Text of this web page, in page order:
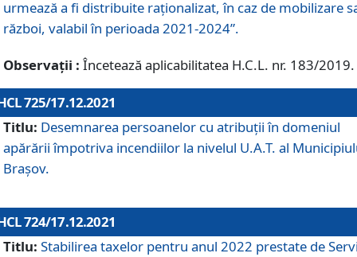
urmează a fi distribuite raționalizat, în caz de mobilizare
război, valabil în perioada 2021-2024”.
Observații : Încetează aplicabilitatea H.C.L. nr. 183/2019.
725/17.12.2021
Titlu: Desemnarea persoanelor cu atribuții în domeniul
apărării împotriva incendiilor la nivelul U.A.T. al
Brașov.
724/17.12.2021
Titlu: Stabilirea taxelor pentru anul 2022 prestate de